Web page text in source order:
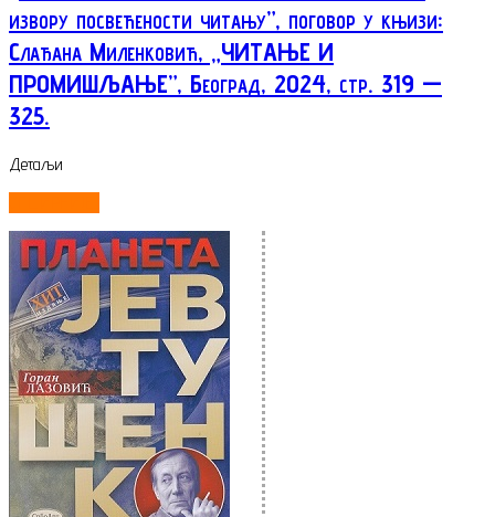
извору посвећености читању”, поговор у књизи:
Слађана Миленковић, „ЧИТАЊЕ И
ПРОМИШЉАЊЕ”, Београд, 2024, стр. 319 —
325.
Детаљи